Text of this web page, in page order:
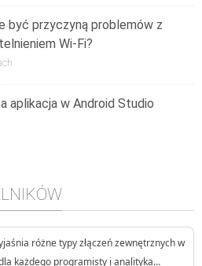
być przyczyną problemów z
Wi-Fi?
aplikacja w Android Studio
różne typy złączeń zewnętrznych w
każdego programisty i analityka…